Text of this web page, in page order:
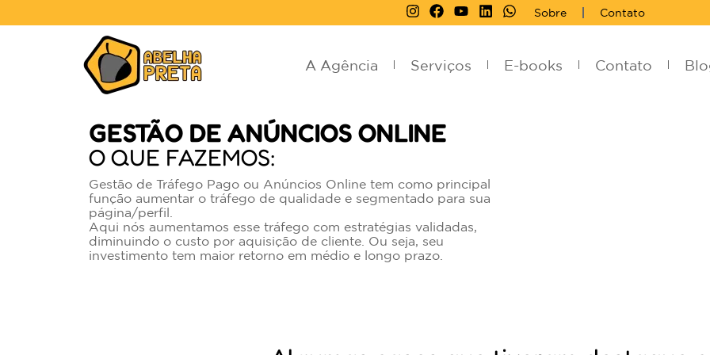
Sobre Contato
A Agência Serviços E-books Contato
GESTÃO DE ANÚNCIOS ONLINE
O QUE FAZEMOS:
Gestão de Tráfego Pago ou Anúncios Online tem como principal
função aumentar o tráfego de qualidade e segmentado para sua
página/perfil.
Aqui nós aumentamos esse tráfego com estratégias validadas,
diminuindo o custo por aquisição de cliente. Ou seja, seu
investimento tem maior retorno em médio e longo prazo.